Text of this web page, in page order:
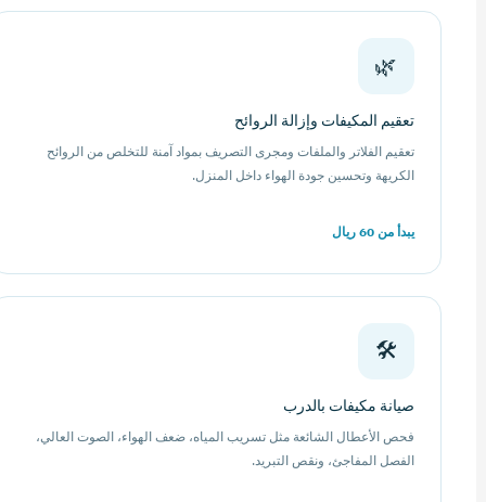
🌿
تعقيم المكيفات وإزالة الروائح
تعقيم الفلاتر والملفات ومجرى التصريف بمواد آمنة للتخلص من الروائح
الكريهة وتحسين جودة الهواء داخل المنزل.
يبدأ من 60 ريال
🛠️
صيانة مكيفات بالدرب
فحص الأعطال الشائعة مثل تسريب المياه، ضعف الهواء، الصوت العالي،
الفصل المفاجئ، ونقص التبريد.